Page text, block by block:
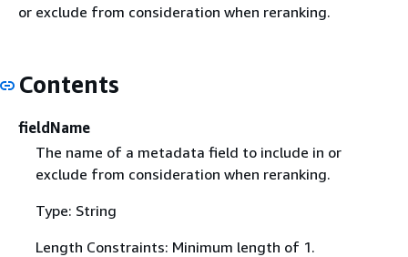
or exclude from consideration when reranking.
Contents
fieldName
The name of a metadata field to include in or
exclude from consideration when reranking.
Type: String
Length Constraints: Minimum length of 1.